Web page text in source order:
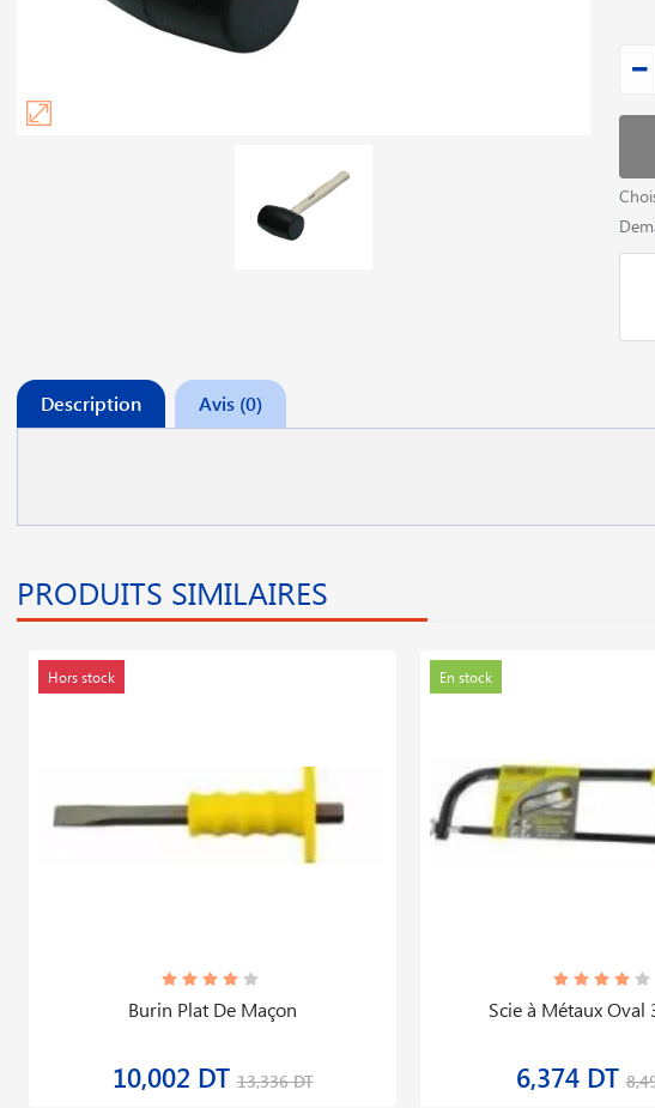
Description Avis (0)
PRODUITS SIMILAIRES
Hors stock
Burin Plat De Maçon
10,002 DT13,336 DT
En stock
Scie à Métaux Oval
6,374 DT